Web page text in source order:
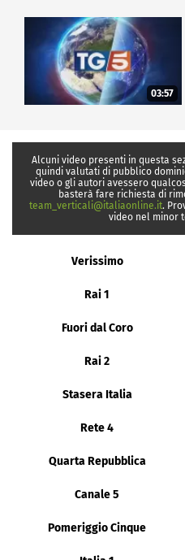
03:57
Alcuni video presenti in questa
quindi valutati di pubblico
video o gli autori avessero
basterà fare richiesta di
team_verticali@italiaonline.it.
video nel minor
Verissimo
Rai 1
Fuori dal Coro
Rai 2
Stasera Italia
Rete 4
Quarta Repubblica
Canale 5
Pomeriggio Cinque